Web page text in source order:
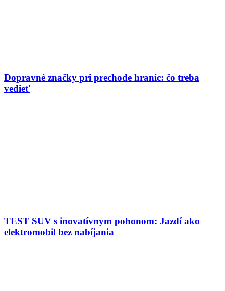
Dopravné značky pri prechode hraníc: čo treba
vedieť
TEST SUV s inovatívnym pohonom: Jazdí ako
elektromobil bez nabíjania